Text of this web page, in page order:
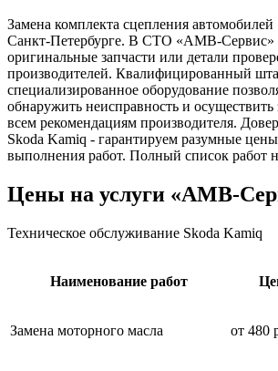
Замена комплекта сцепления
Санкт-Петербурге. В СТО «АМВ-Сервис»
оригинальные запчасти или детали
производителей. Квалифицированный
специализированное оборудование
обнаружить неисправность и осуществить
всем рекомендациям производителя.
Skoda Kamiq - гарантируем разумные
выполнения работ. Полный список работ
Цены на услуги «АМВ-
Техническое обслуживание Skoda Kamiq
Наименование работ
Замена моторного масла от 480